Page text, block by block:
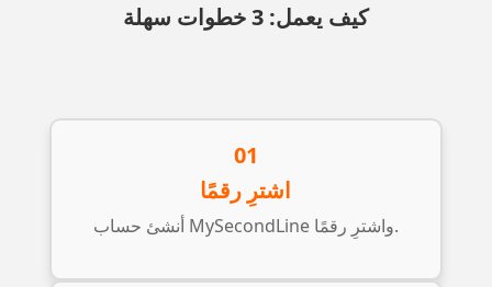
كيف يعمل: 3 خطوات سهلة
01
اشترِ رقمًا
أنشئ حساب MySecondLine واشترِ رقمًا.